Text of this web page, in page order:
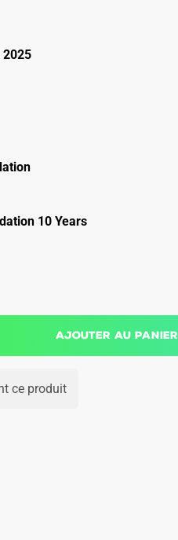
2025
10 Years
Ajouter au panier
ce produit